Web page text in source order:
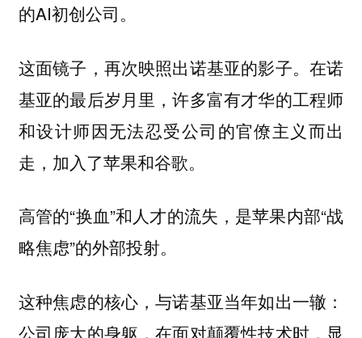
的AI初创公司。
这面镜子，再次映照出诺基亚的影子。在诺
基亚的最后岁月里，许多富有才华的工程师
和设计师因无法忍受公司的官僚主义而出
走，加入了苹果和谷歌。
高管的“换血”和人才的流失，是苹果内部“战
略焦虑”的外部投射。
这种焦虑的核心，与诺基亚当年如出一辙：
公司庞大的身躯，在面对颠覆性技术时，显